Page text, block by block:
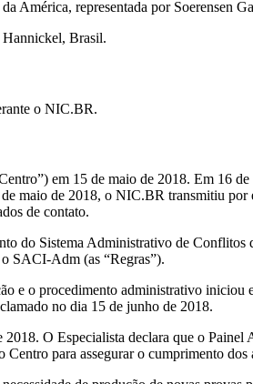
América, representada por Soerensen
Hannickel, Brasil.
o NIC.BR.
em 15 de maio de 2018. Em 16
maio de 2018, o NIC.BR transmitiu
de contato.
do Sistema Administrativo de
SACI-Adm (as “Regras”).
e o procedimento administrativo
no dia 15 de junho de 2018.
O Especialista declara que o
para assegurar o cumprimento dos